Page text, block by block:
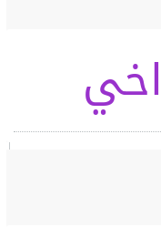
اخي
صديقك فانت مرآة له وهو